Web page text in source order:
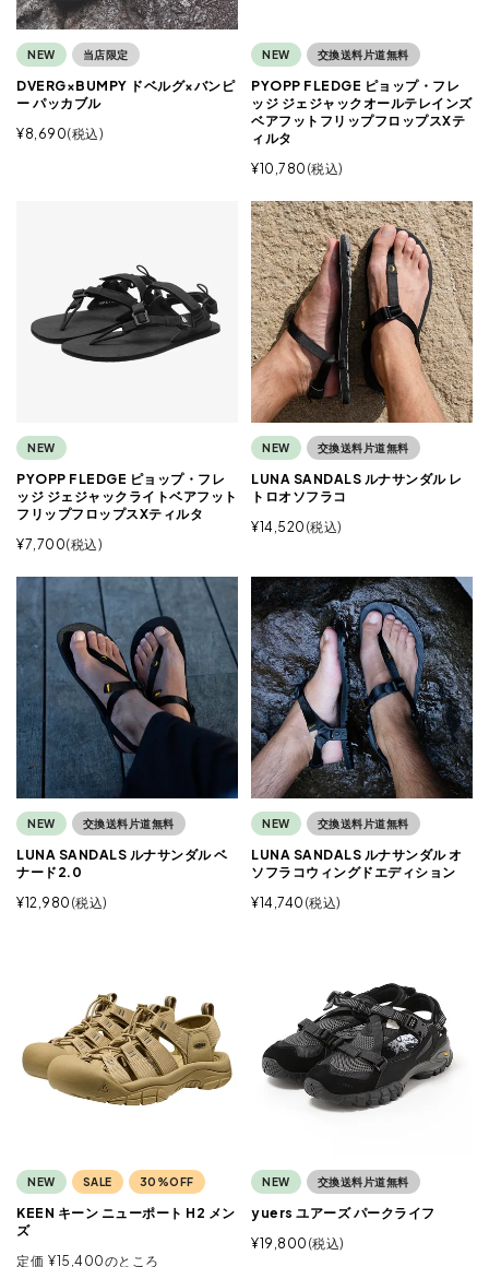
NEW 当店限定
DVERG×BUMPY ドベルグ×バンピ
ー パッカブル
¥8,690 税込
NEW 交換送料片道無料
PYOPP FLEDGE ピョップ・フレ
ッジ ジェジャックオールテレインズ
ベアフットフリップフロップスXテ
ィルタ
¥10,780 税込
NEW
PYOPP FLEDGE ピョップ・フレ
ッジ ジェジャックライトベアフット
フリップフロップスXティルタ
¥7,700 税込
NEW 交換送料片道無料
LUNA SANDALS ルナサンダル レ
トロオソフラコ
¥14,520 税込
NEW 交換送料片道無料
LUNA SANDALS ルナサンダル ベ
ナード2.0
¥12,980 税込
NEW 交換送料片道無料
LUNA SANDALS ルナサンダル オ
ソフラコウィングドエディション
¥14,740 税込
NEW SALE 30%OFF
KEEN キーン ニューポート H2 メン
ズ
定価 ¥15,400のところ
NEW 交換送料片道無料
yuers ユアーズ パークライフ
¥19,800 税込